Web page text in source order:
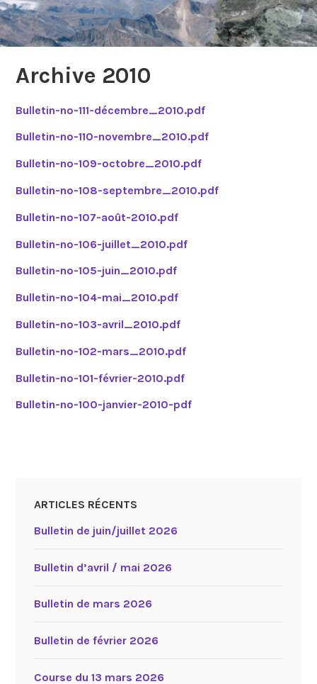
Archive 2010
Bulletin-no-111-décembre_2010.pdf
Bulletin-no-110-novembre_2010.pdf
Bulletin-no-109-octobre_2010.pdf
Bulletin-no-108-septembre_2010.pdf
Bulletin-no-107-août-2010.pdf
Bulletin-no-106-juillet_2010.pdf
Bulletin-no-105-juin_2010.pdf
Bulletin-no-104-mai_2010.pdf
Bulletin-no-103-avril_2010.pdf
Bulletin-no-102-mars_2010.pdf
Bulletin-no-101-février-2010.pdf
Bulletin-no-100-janvier-2010-pdf
ARTICLES RÉCENTS
Bulletin de juin/juillet 2026
Bulletin d’avril / mai 2026
Bulletin de mars 2026
Bulletin de février 2026
Course du 13 mars 2026